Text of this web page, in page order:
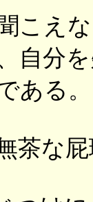
こえ
自分
ある。
茶な